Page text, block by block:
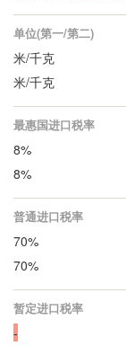
单位(第一/第二)
米/千克
米/千克
最惠国进口税率
8%
8%
普通进口税率
70%
70%
暂定进口税率
-